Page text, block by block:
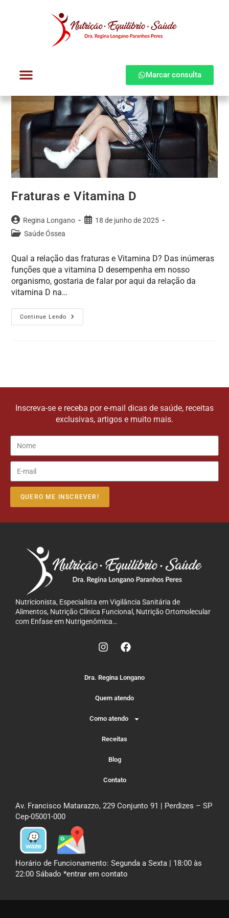
Marcar consulta
Fraturas e Vitamina D
Regina Longano
18 de junho de 2025
Saúde Óssea
Qual a relação das fraturas e Vitamina D? Das inúmeras
funções que a vitamina D desempenha em nosso
organismo, gostaria de falar por aqui da relação da
vitamina D na…
Continue Lendo
Inscreva-se e receba por e-mail dicas de saúde, receitas
exclusivas, artigos e muito mais.
QUERO ME INSCREVER!
Nutricionista, Especialista em Vigilância Sanitária de
Alimentos, Nutrição Clínica Funcional, Nutrição Ortomolecular
com Enfase em Nutrigenômica…
Dra. Regina Longano
Quem atendo
Como atendo
Receitas
Blog
Contato
Av. Francisco Matarazzo, 229 Conjunto 91 | Perdizes – SP
Cep-05001-000
Horário de Funcionamento: Segunda a Sexta | 18:00 às
22:00 Sábado *entrar em contato